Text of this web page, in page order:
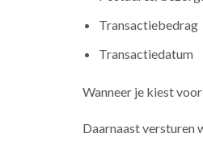
Transactiebedrag
Transactiedatum
Wanneer je kiest
Daarnaast versturen